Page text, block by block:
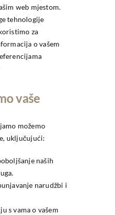
web mjestom.
tehnologije
za
o vašem
vaše
možemo
uključujući:
naših
narudžbi i
s vama o vašem